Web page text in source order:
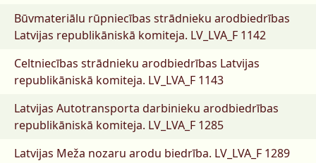
Būvmateriālu rūpniecības strādnieku arodbiedrības
Latvijas republikāniskā komiteja. LV_LVA_F 1142
Celtniecības strādnieku arodbiedrības Latvijas
republikāniskā komiteja. LV_LVA_F 1143
Latvijas Autotransporta darbinieku arodbiedrības
republikāniskā komiteja. LV_LVA_F 1285
Latvijas Meža nozaru arodu biedrība. LV_LVA_F 1289